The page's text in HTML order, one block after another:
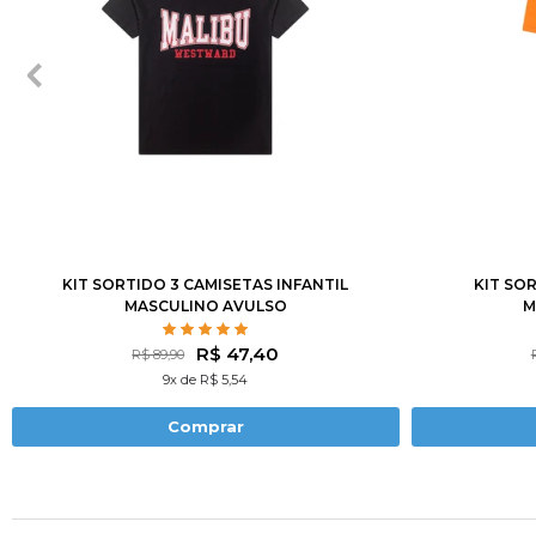
KIT SORTIDO 3 CAMISETAS INFANTIL
MASCULINO AVULSO
R$ 89,90 R$ 47,40
9x de R$ 5,54
Comprar
KIT